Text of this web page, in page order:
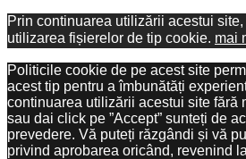
Prin continuarea utilizării acestui
utilizarea fișierelor de tip cookie. mai
Politicile cookie de pe acest site
acest tip pentru a îmbunătăți
continuarea utilizării acestui site fără
sau dai click pe ”Accept” sunteți de
prevedere. Vă puteți răzgândi și vă
privind aprobarea oricând, revenind